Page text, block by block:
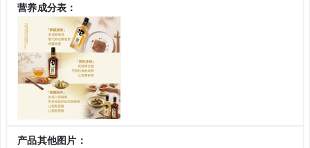
营养成分表：
产品其他图片：